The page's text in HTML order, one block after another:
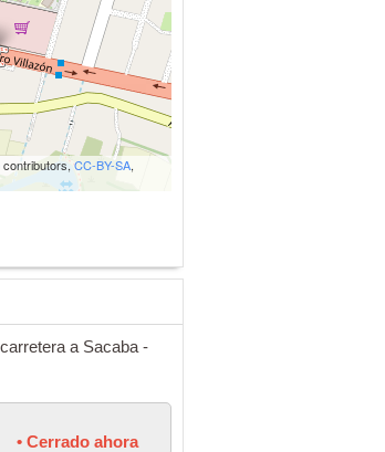
contributors,CC-BY-SA,
a Sacaba -
• Cerrado ahora